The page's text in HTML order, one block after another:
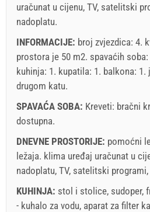
uračunat u cijenu, TV, satelitski
nadoplatu.
INFORMACIJE: broj zvjezdica: 4.
prostora je 50 m2. spavaćih
kuhinja: 1. kupatila: 1. balkona: 1.
drugom katu.
SPAVAĆA SOBA: Kreveti: bračni
dostupna.
DNEVNE PROSTORIJE: pomoćni
ležaja. klima uređaj uračunat u
nadoplatu, TV, satelitski programi,
KUHINJA: stol i stolice, sudoper,
- kuhalo za vodu, aparat za filter